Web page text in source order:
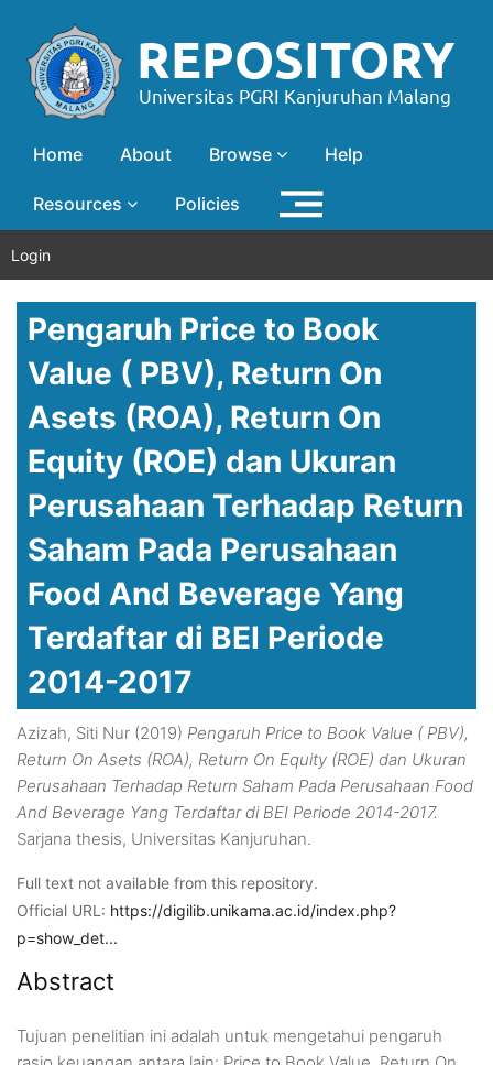
Home About Browse Help
Resources Policies
Login
Pengaruh Price to Book
Value ( PBV), Return On
Asets (ROA), Return On
Equity (ROE) dan Ukuran
Perusahaan Terhadap Return
Saham Pada Perusahaan
Food And Beverage Yang
Terdaftar di BEI Periode
2014-2017
Azizah, Siti Nur (2019) Pengaruh Price to Book Value ( PBV),
Return On Asets (ROA), Return On Equity (ROE) dan Ukuran
Perusahaan Terhadap Return Saham Pada Perusahaan Food
And Beverage Yang Terdaftar di BEI Periode 2014-2017.
Sarjana thesis, Universitas Kanjuruhan.
Full text not available from this repository.
Official URL: https://digilib.unikama.ac.id/index.php?
p=show_det...
Abstract
Tujuan penelitian ini adalah untuk mengetahui pengaruh